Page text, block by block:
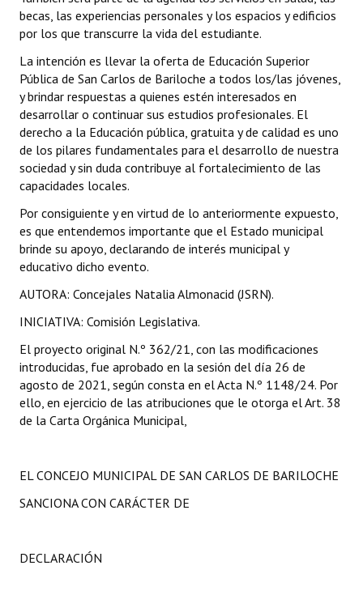
Huéspedes de Honor - Registro
Reconocimientos - Registro
Bariloche, Municipio intercultural
Entrega de distinciones
REFORMA DE LA CARTA ORGÁNICA
becas, las experiencias personales y los espacios y edificios
por los que transcurre la vida del estudiante.
La intención es llevar la oferta de Educación Superior
Pública de San Carlos de Bariloche a todos los/las jóvenes,
y brindar respuestas a quienes estén interesados en
desarrollar o continuar sus estudios profesionales. El
derecho a la Educación pública, gratuita y de calidad es uno
de los pilares fundamentales para el desarrollo de nuestra
sociedad y sin duda contribuye al fortalecimiento de las
capacidades locales.
Por consiguiente y en virtud de lo anteriormente expuesto,
es que entendemos importante que el Estado municipal
brinde su apoyo, declarando de interés municipal y
educativo dicho evento.
AUTORA: Concejales Natalia Almonacid (JSRN).
INICIATIVA: Comisión Legislativa.
El proyecto original N.º 362/21, con las modificaciones
introducidas, fue aprobado en la sesión del día 26 de
agosto de 2021, según consta en el Acta N.º 1148/24. Por
ello, en ejercicio de las atribuciones que le otorga el Art. 38
de la Carta Orgánica Municipal,
EL CONCEJO MUNICIPAL DE SAN CARLOS DE BARILOCHE
SANCIONA CON CARÁCTER DE
DECLARACIÓN